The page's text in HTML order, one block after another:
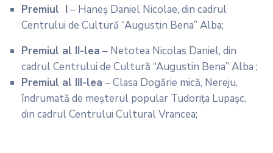
Premiul I – Haneș Daniel Nicolae, din cadrul
Centrului de Cultură “Augustin Bena” Alba;
Premiul al II-lea – Netotea Nicolas Daniel, din
cadrul Centrului de Cultură “Augustin Bena” Alba ;
Premiul al III-lea – Clasa Dogărie mică, Nereju,
îndrumată de meșterul popular Tudorița Lupașc,
din cadrul Centrului Cultural Vrancea;